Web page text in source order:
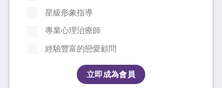
星級形象指導
專業心理治療師
經驗豐富的戀愛顧問
立即成為會員